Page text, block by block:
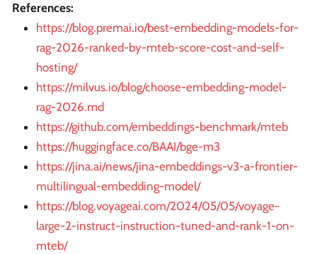
References:
https://blog.premai.io/best-embedding-models-for-
rag-2026-ranked-by-mteb-score-cost-and-self-
hosting/
https://milvus.io/blog/choose-embedding-model-
rag-2026.md
https://github.com/embeddings-benchmark/mteb
https://huggingface.co/BAAI/bge-m3
https://jina.ai/news/jina-embeddings-v3-a-frontier-
multilingual-embedding-model/
https://blog.voyageai.com/2024/05/05/voyage-
large-2-instruct-instruction-tuned-and-rank-1-on-
mteb/